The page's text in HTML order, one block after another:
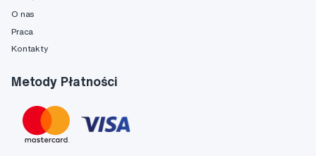
O nas
Praca
Kontakty
Metody Płatności